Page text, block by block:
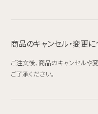
商品のキャンセル・変更に
ご注文後、商品のキャンセルや
ご了承ください。